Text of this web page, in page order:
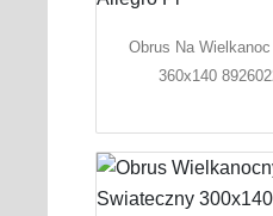
Obrus Na
360x140